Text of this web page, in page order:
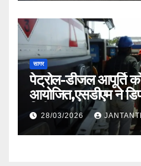
सागर
पेट्रोल-डीजल आपूर्ति
आयोजित,एसडीएम ने
निरीक्षण
28/03/2026